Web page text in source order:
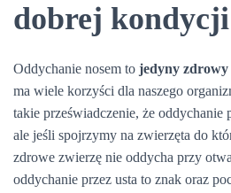
dobrej kondycji
Oddychanie nosem to jedyny zdrowy
ma wiele korzyści dla naszego
takie przeświadczenie, że oddychanie
ale jeśli spojrzymy na zwierzęta do
zdrowe zwierzę nie oddycha przy
oddychanie przez usta to znak oraz